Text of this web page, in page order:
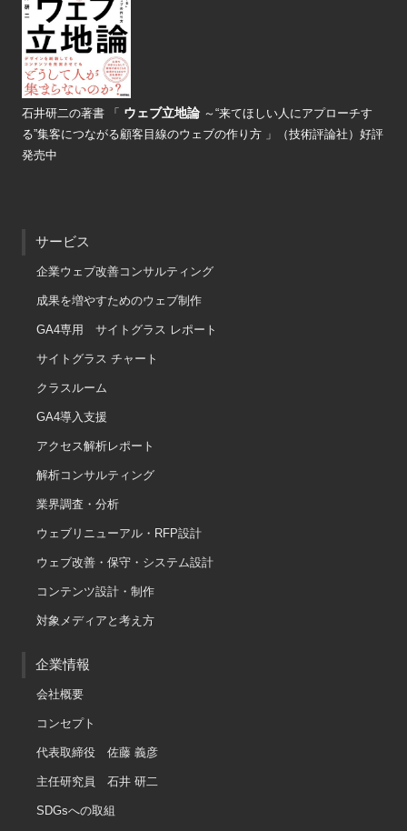
石井研二の著書 「 ウェブ立地論 ～“来てほしい人にアプローチす
る”集客につながる顧客目線のウェブの作り方 」（技術評論社）好評
発売中
サービス
企業ウェブ改善コンサルティング
成果を増やすためのウェブ制作
GA4専用 サイトグラス レポート
サイトグラス チャート
クラスルーム
GA4導入支援
アクセス解析レポート
解析コンサルティング
業界調査・分析
ウェブリニューアル・RFP設計
ウェブ改善・保守・システム設計
コンテンツ設計・制作
対象メディアと考え方
企業情報
会社概要
コンセプト
代表取締役 佐藤 義彦
主任研究員 石井 研二
SDGsへの取組